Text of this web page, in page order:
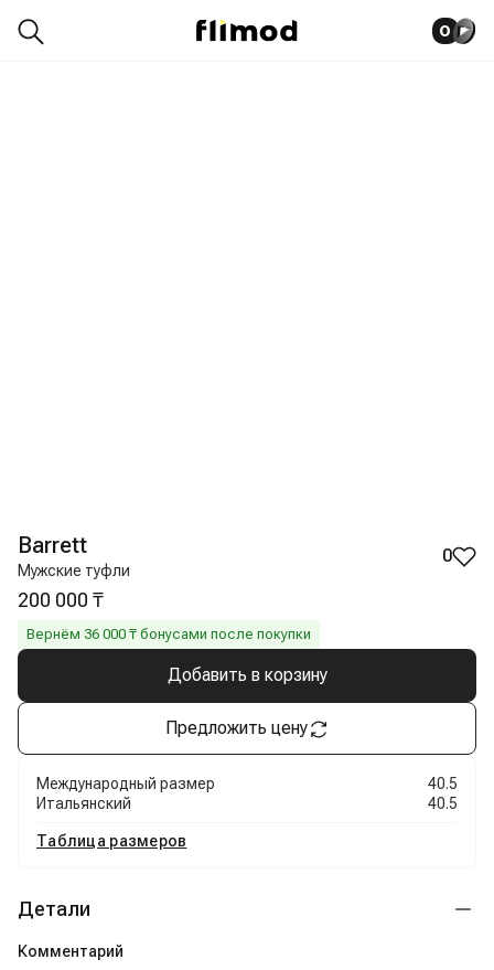
0
Barrett
Мужские туфли
0
200 000 ₸
Вернём 36 000 ₸ бонусами после покупки
Добавить в корзину
Предложить цену
Международный размер
40.5
Итальянский
40.5
Таблица размеров
Детали
Комментарий